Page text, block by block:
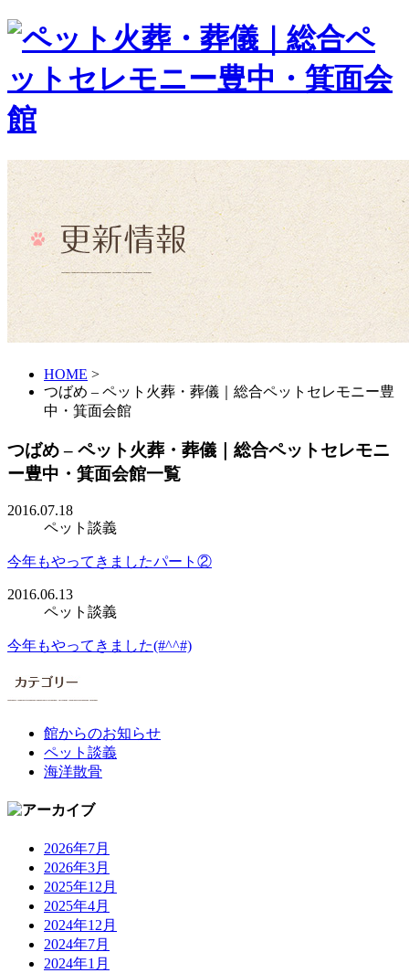
HOME >
つばめ – ペット火葬・葬儀｜総合ペットセレモニー豊
中・箕面会館
つばめ – ペット火葬・葬儀｜総合ペットセレモニ
ー豊中・箕面会館一覧
2016.07.18
ペット談義
今年もやってきましたパート②
2016.06.13
ペット談義
今年もやってきました(#^^#)
館からのお知らせ
ペット談義
海洋散骨
2026年7月
2026年3月
2025年12月
2025年4月
2024年12月
2024年7月
2024年1月